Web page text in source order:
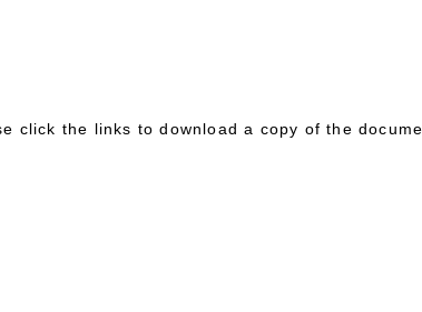
click the links to download a copy of the